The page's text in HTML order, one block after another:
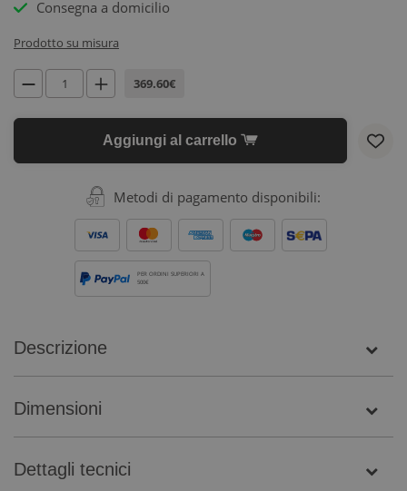
Consegna a domicilio
Prodotto su misura
369.60€
Aggiungi al carrello
Metodi di pagamento disponibili:
PER ORDINI SUPERIORI A
500€
Descrizione
Dimensioni
Dettagli tecnici